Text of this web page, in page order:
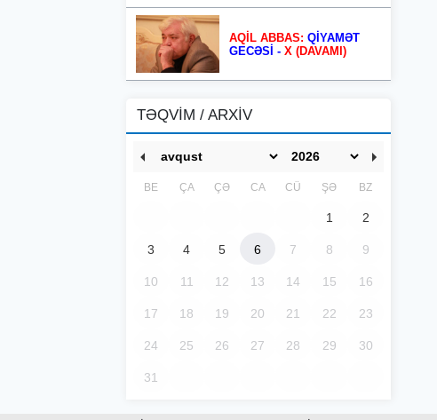
AQİL ABBAS: QİYAMƏT
GECƏSİ - X (DAVAMI)
TƏQVİM / ARXİV
BE ÇA ÇƏ CA CÜ ŞƏ BZ
1 2
3 4 5 6 7 8 9
10 11 12 13 14 15 16
17 18 19 20 21 22 23
24 25 26 27 28 29 30
31